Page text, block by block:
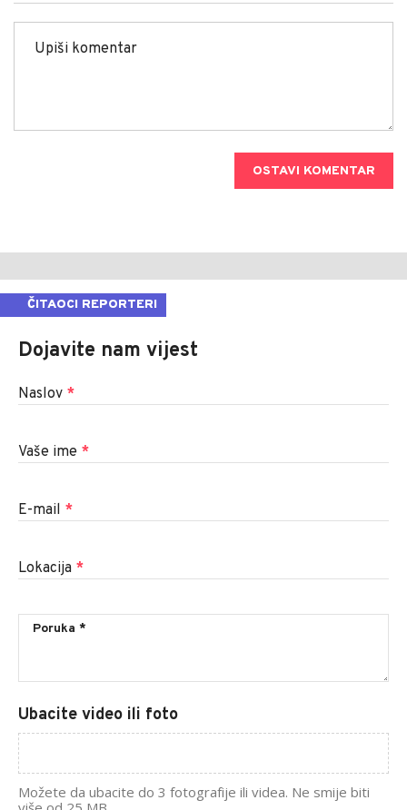
OSTAVI KOMENTAR
ČITAOCI REPORTERI
Dojavite nam vijest
Naslov *
Vaše ime *
E-mail *
Lokacija *
Ubacite video ili foto
Možete da ubacite do 3 fotografije ili videa. Ne smije biti